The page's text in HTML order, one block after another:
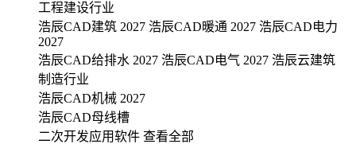
工程建设行业
浩辰CAD建筑 2027 浩辰CAD暖通 2027 浩辰CAD电力
2027
浩辰CAD给排水 2027 浩辰CAD电气 2027 浩辰云建筑
制造行业
浩辰CAD机械 2027
浩辰CAD母线槽
二次开发应用软件 查看全部